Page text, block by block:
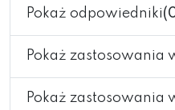
Pokaż odpowiedniki
Pokaż zastosowania
Pokaż zastosowania